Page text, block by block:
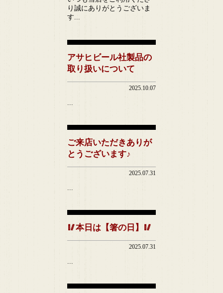
り誠にありがとうございま
す...
アサヒビール社製品の
取り扱いについて
2025.10.07
ご来店いただきありが
とうございます♪
2025.07.31
🥢本日は【箸の日】🥢
2025.07.31